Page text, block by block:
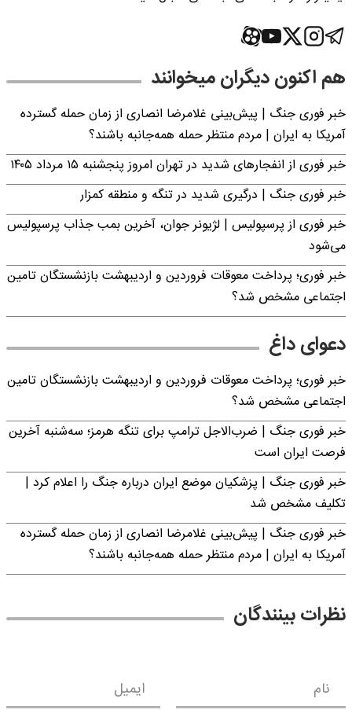
هم اکنون دیگران میخوانند
خبر فوری جنگ | پیش‌بینی غلامرضا انصاری از زمان حمله گسترده
آمریکا به ایران | مردم منتظر حمله همه‌جانبه باشند؟
خبر فوری از انفجارهای شدید در تهران امروز پنجشنبه ۱۵ مرداد ۱۴۰۵
خبر فوری جنگ | درگیری شدید در تنگه و منطقه کمزار
خبر فوری از پرسپولیس | لژیونر جوان، آخرین بمب جذاب پرسپولیس
می‌شود
خبر فوری؛ پرداخت معوقات فروردین و اردیبهشت بازنشستگان تامین
اجتماعی مشخص شد؟
دعوای داغ
خبر فوری؛ پرداخت معوقات فروردین و اردیبهشت بازنشستگان تامین
اجتماعی مشخص شد؟
خبر فوری جنگ | ضرب‌الاجل ترامپ برای تنگه هرمز؛ سه‌شنبه آخرین
فرصت ایران است
خبر فوری جنگ | پزشکیان موضع ایران درباره جنگ را اعلام کرد |
تکلیف مشخص شد
خبر فوری جنگ | پیش‌بینی غلامرضا انصاری از زمان حمله گسترده
آمریکا به ایران | مردم منتظر حمله همه‌جانبه باشند؟
نظرات بینندگان
نام ایمیل